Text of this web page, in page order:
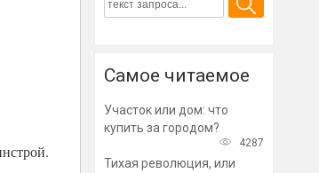
Самое читаемое
Участок или дом: что
купить за городом?
4287
Тихая революция, или